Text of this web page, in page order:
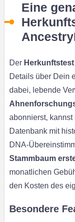
Eine
Der Herkunftstest
Details über Dein
dabei, lebende
abonnierst,
Datenbank mit
DNA-
Stammbaum
monatlichen
den Kosten des
Besondere